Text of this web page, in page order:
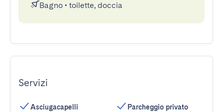
Bagno • toilette, doccia
Servizi
Asciugacapelli
Parcheggio privato